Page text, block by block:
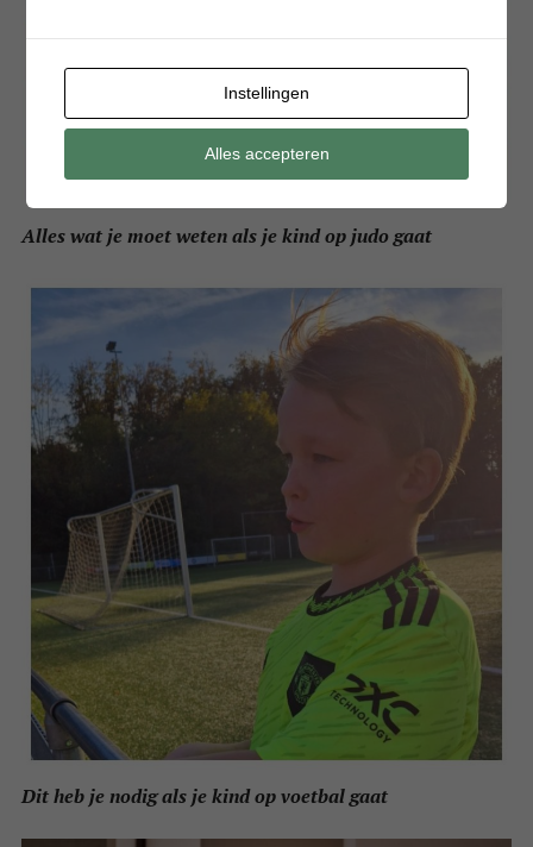
Alles wat je moet weten als je kind op judo gaat
Dit heb je nodig als je kind op voetbal gaat
Instellingen
Alles accepteren